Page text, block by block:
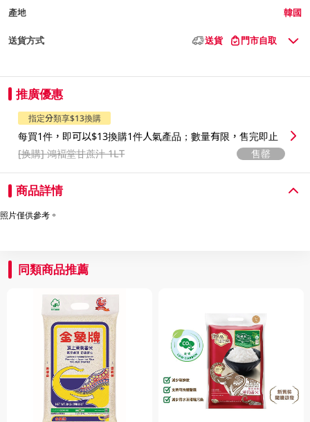
產地 韓國
送貨方式 送貨 門市自取
推廣優惠
指定分類享$13換購
每買1件，即可以$13換購1件人氣產品；數量有限，售完即止
[换購]鴻褔堂甘蔗汁 1LT 售罄
商品詳情
照片僅供參考。
同類商品推薦